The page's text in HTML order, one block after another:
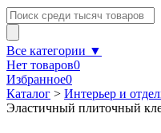
Все категории ▼
Нет товаров0
Избранное0
Каталог > Интерьер и
Эластичный плиточный